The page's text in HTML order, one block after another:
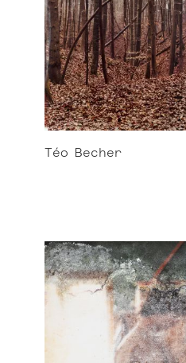
Téo Becher